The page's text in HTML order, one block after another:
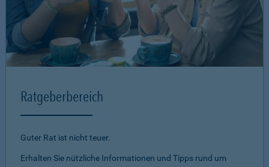
Ratgeberbereich
Guter Rat ist nicht teuer.
Erhalten Sie nützliche Informationen und Tipps rund um